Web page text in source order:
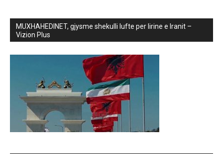
MUXHAHEDINET, gjysme shekulli lufte per lirine e Iranit –
Vizion Plus